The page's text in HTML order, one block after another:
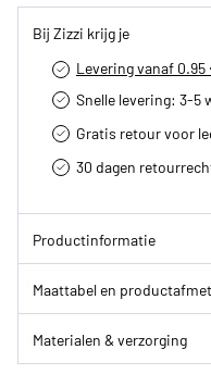
Bij Zizzi krijg je
Levering vanaf 0.95
Snelle levering: 3-5
Gratis retour voor
30 dagen
Productinformatie
Maattabel en
Materialen & verzorging